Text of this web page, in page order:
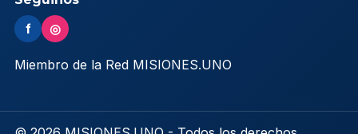
f ◎
Miembro de la Red MISIONES.UNO